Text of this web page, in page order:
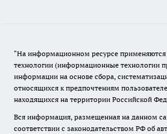
"На информационном ресурсе
технологии (информационные технологии
информации на основе сбора,
относящихся к предпочтениям
находящихся на территории Российской
Вся информация, размещенная на данном
соответствии с законодательством РФ об